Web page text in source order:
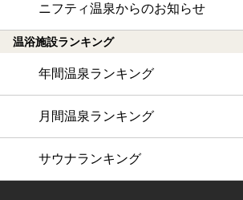
ニフティ温泉からのお知らせ
温浴施設ランキング
年間温泉ランキング
月間温泉ランキング
サウナランキング